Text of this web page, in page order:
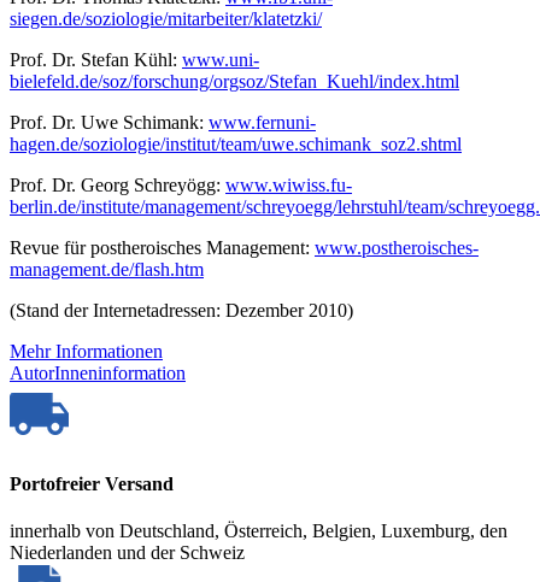
siegen.de/soziologie/mitarbeiter/klatetzki/
Prof. Dr. Stefan Kühl: www.uni-
bielefeld.de/soz/forschung/orgsoz/Stefan_Kuehl/index.html
Prof. Dr. Uwe Schimank: www.fernuni-
hagen.de/soziologie/institut/team/uwe.schimank_soz2.shtml
Prof. Dr. Georg Schreyögg: www.wiwiss.fu-
berlin.de/institute/management/schreyoegg/lehrstuhl/team/
Revue für postheroisches Management: www.postheroisches-
management.de/flash.htm
(Stand der Internetadressen: Dezember 2010)
Mehr Informationen
AutorInneninformation
Portofreier Versand
innerhalb von Deutschland, Österreich, Belgien, Luxemburg, den
Niederlanden und der Schweiz